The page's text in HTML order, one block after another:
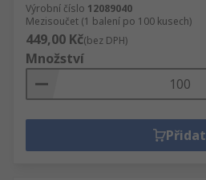
Výrobní číslo 12089040
Mezisoučet (1 balení po 100 kusech)
449,00 Kč(bez DPH)
Množství
Přidat